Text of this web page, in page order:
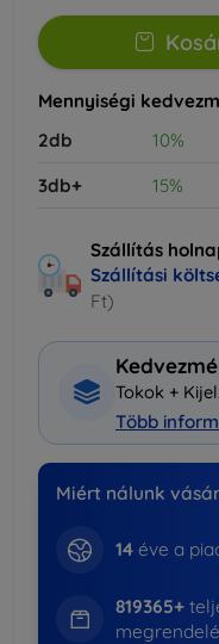
Mennyiségi
2db
10%
3db+
15%
Szállítás
Szállítási
Ft)
Tokok +
Több
Miért nálunk
14éve a
819365+